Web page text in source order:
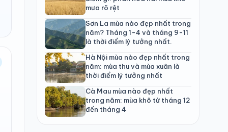
mưa rõ rệt
Sơn La mùa nào đẹp nhất trong
năm? Tháng 1-4 và tháng 9-11
là thời điểm lý tưởng nhất.
Hà Nội mùa nào đẹp nhất trong
năm: mùa thu và mùa xuân là
thời điểm lý tưởng nhất
Cà Mau mùa nào đẹp nhất
trong năm: mùa khô từ tháng 12
đến tháng 4